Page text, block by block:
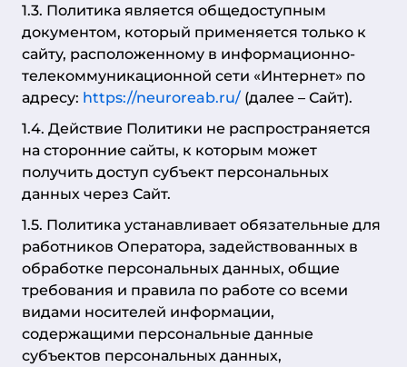
1.3. Политика является общедоступным
документом, который применяется только к
сайту, расположенному в информационно-
телекоммуникационной сети «Интернет» по
адресу: https://neuroreab.ru/ (далее – Сайт).
1.4. Действие Политики не распространяется
на сторонние сайты, к которым может
получить доступ субъект персональных
данных через Сайт.
1.5. Политика устанавливает обязательные для
работников Оператора, задействованных в
обработке персональных данных, общие
требования и правила по работе со всеми
видами носителей информации,
содержащими персональные данные
субъектов персональных данных,